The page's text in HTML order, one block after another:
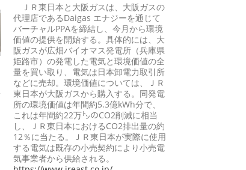
ＪＲ東日本と大阪ガスは、大阪ガスの
代理店であるDaigas エナジーを通じて
バーチャルPPAを締結し、今月から環境
価値の提供を開始する。具体的には、大
阪ガスが広畑バイオマス発電所（兵庫県
姫路市）の発電した電気と環境価値の全
量を買い取り、電気は日本卸電力取引所
などに売却。環境価値については、ＪＲ
東日本が大阪ガスから購入する。同発電
所の環境価値は年間約5.3億kWh分で、
これは年間約22万㌧のCO2削減に相当
し、ＪＲ東日本におけるCO2排出量の約
12％に当たる。ＪＲ東日本が実際に使用
する電気は既存の小売契約により小売電
気事業者から供給される。